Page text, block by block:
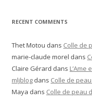
RECENT COMMENTS
Thet Motou dans Colle de
marie-claude morel dans
Claire Gérard dans L’Ame
mljblog dans Colle de
Maya dans Colle de peau